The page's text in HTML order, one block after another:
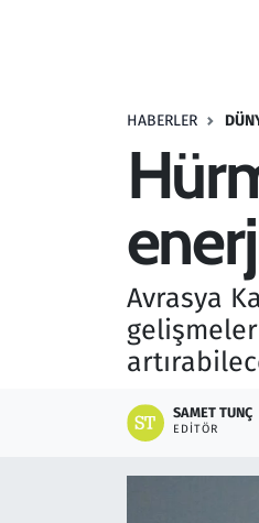
HABERLER
Avrasya
SAMET TUNÇ
EDITÖR
Televizyon